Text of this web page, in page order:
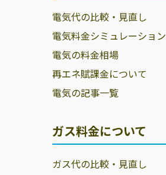
電気代の比較・見直し
電気料金シミュレーション
電気の料金相場
再エネ賦課金について
電気の記事一覧
ガス料金について
ガス代の比較・見直し